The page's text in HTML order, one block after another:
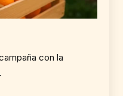
con la